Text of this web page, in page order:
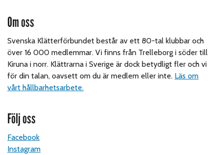
Om oss
Svenska Klätterförbundet består av ett 80-tal klubbar och
över 16 000 medlemmar. Vi finns från Trelleborg i söder till
Kiruna i norr. Klättrarna i Sverige är dock betydligt fler och vi
för din talan, oavsett om du är medlem eller inte. Läs om
vårt hållbarhetsarbete.
Följ oss
Facebook
Instagram